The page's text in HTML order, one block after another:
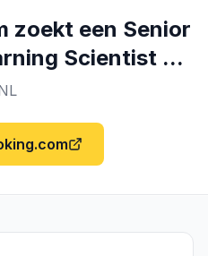
zoekt een Senior
Scientist ...